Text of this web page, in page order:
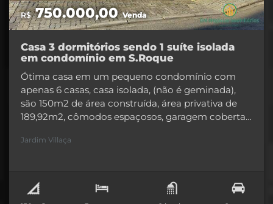
Casa 3 dormitórios sendo 1 suíte isolada
em condomínio em S.Roque
Ótima casa em um pequeno condomínio com
apenas 6 casas, casa isolada, (não é geminada),
são 150m2 de área construída, área privativa de
189,92m2, cômodos espaçosos, garagem coberta
sacada, cozinha com planejados banheiros com
comum de 450m2, condomínio com apenas 6
famílias de ótima indole, com baixo valor de
R$750.000,00Venda
Jardim Villaça